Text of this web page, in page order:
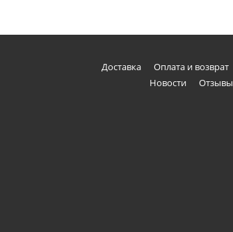
Доставка Оплата и возврат
Новости
Отзывы